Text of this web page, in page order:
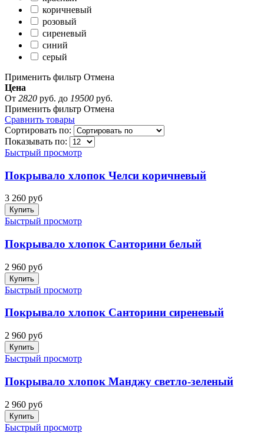
коричневый
розовый
сиреневый
синий
серый
Применить фильтр Отмена
Цена
От 2820 руб. до 19500 руб.
Применить фильтр Отмена
Сравнить товары
Сортировать по:
Показывать по:
Быстрый просмотр
Покрывало хлопок Челси коричневый
3 260 руб
Купить
Быстрый просмотр
Покрывало хлопок Санторини белый
2 960 руб
Купить
Быстрый просмотр
Покрывало хлопок Санторини сиреневый
2 960 руб
Купить
Быстрый просмотр
Покрывало хлопок Манджу светло-зеленый
2 960 руб
Купить
Быстрый просмотр